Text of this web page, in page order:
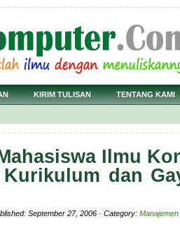
KIRIM TULISAN TENTANG KAMI
Ilmu
dan
September 27, 2006 · Category: